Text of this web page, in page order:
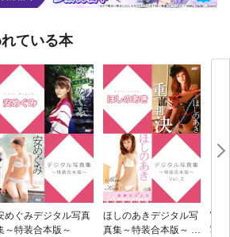
ている本
めぐみデジタル写真
～特装合本版～
ほしのあきデジタル写
真集～特装合本版～ V
写